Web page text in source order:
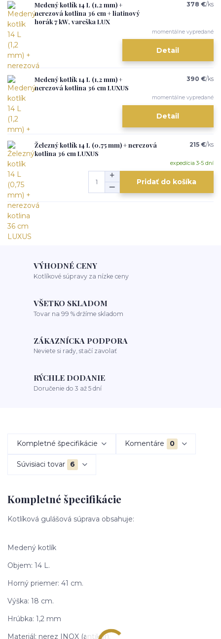
Medený kotlík 14 L (1,2 mm) +
nerezová kotlina 36 cm + liatinový
horák 7 kW, vareška LUX
378 €/ks
momentálne vypredané
Detail
Medený kotlík 14 L (1,2 mm) +
nerezová kotlina 36 cm LUXUS
390 €/ks
momentálne vypredané
Detail
Železný kotlík 14 L (0,75 mm) + nerezová
kotlina 36 cm LUXUS
215 €/ks
expedícia 3-5 dní
Pridať do košíka
VÝHODNÉ CENY
Kotlíkové súpravy za nízke ceny
VŠETKO SKLADOM
Tovar na 99 % držíme skladom
ZÁKAZNÍCKA PODPORA
Neviete si rady, stačí zavolať
RÝCHLE DODANIE
Doručenie do 3 až 5 dní
Kompletné špecifikácie Komentáre 0
Súvisiaci tovar 6
Kompletné špecifikácie
Kotlíková gulášová súprava obsahuje:
Medený kotlík
Objem: 14 L.
Horný priemer: 41 cm.
Výška: 18 cm.
Hrúbka: 1,2 mm
Materiál: nerez INOX (antikor).